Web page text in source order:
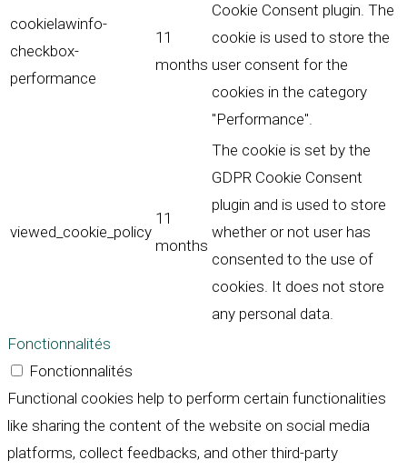
cookielawinfo-
checkbox-
performance
11
months
Cookie Consent plugin. The
cookie is used to store the
user consent for the
cookies in the category
"Performance".
viewed_cookie_policy
11
months
The cookie is set by the
GDPR Cookie Consent
plugin and is used to store
whether or not user has
consented to the use of
cookies. It does not store
any personal data.
Fonctionnalités
Fonctionnalités
Functional cookies help to perform certain functionalities
like sharing the content of the website on social media
platforms, collect feedbacks, and other third-party